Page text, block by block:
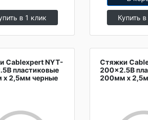
в 1 клик Купить
Cablexpert NYT-
пластиковые
2,5мм черные
Стяжки
200x2.5B
200мм х